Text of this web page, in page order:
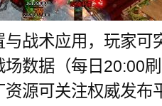
战术应用，玩家可
数据（每日20:00
源可关注权威发布